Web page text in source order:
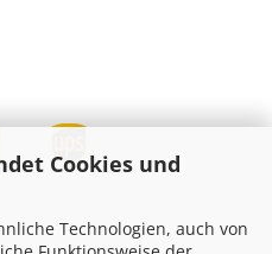
Cookies und
Technologien, auch von